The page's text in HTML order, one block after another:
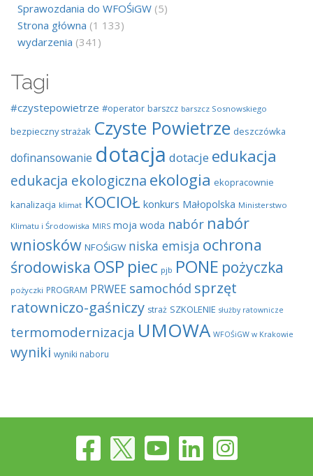
Sprawozdania do WFOŚiGW (5)
Strona główna (1 133)
wydarzenia (341)
Tagi
#czystepowietrze #operator barszcz barszcz Sosnowskiego
bezpieczny strażak Czyste Powietrze deszczówka
dofinansowanie dotacja dotacje edukacja
edukacja ekologiczna ekologia ekopracownie
kanalizacja klimat KOCIOŁ konkurs Małopolska Ministerstwo
Klimatu i Środowiska MIRS moja woda nabór nabór
wniosków NFOŚiGW niska emisja ochrona
środowiska OSP piec pjb PONE pożyczka
pożyczki PROGRAM PRWEE samochód sprzęt
ratowniczo-gaśniczy straż SZKOLENIE służby ratownicze
termomodernizacja UMOWA WFOŚiGW w Krakowie
wyniki wyniki naboru